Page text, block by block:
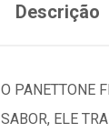
Descrição
O PANETTONE
SABOR, ELE